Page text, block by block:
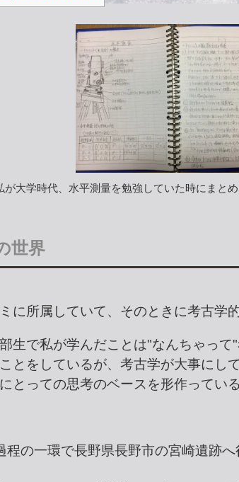
が大学時代、水平測量を勉強していた時にまとめ
世界
に所属していて、そのときに考古学
生で私が学んだことは"なんちゃっ
とをしているが、考古学が大事にし
とっての思考のベースを形作っている
程の一環で長野県長野市の宮崎遺跡